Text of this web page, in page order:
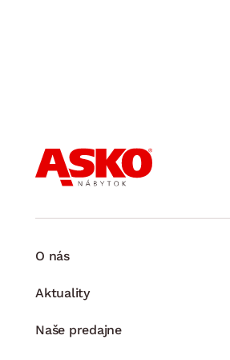
O nás
Aktuality
Naše predajne